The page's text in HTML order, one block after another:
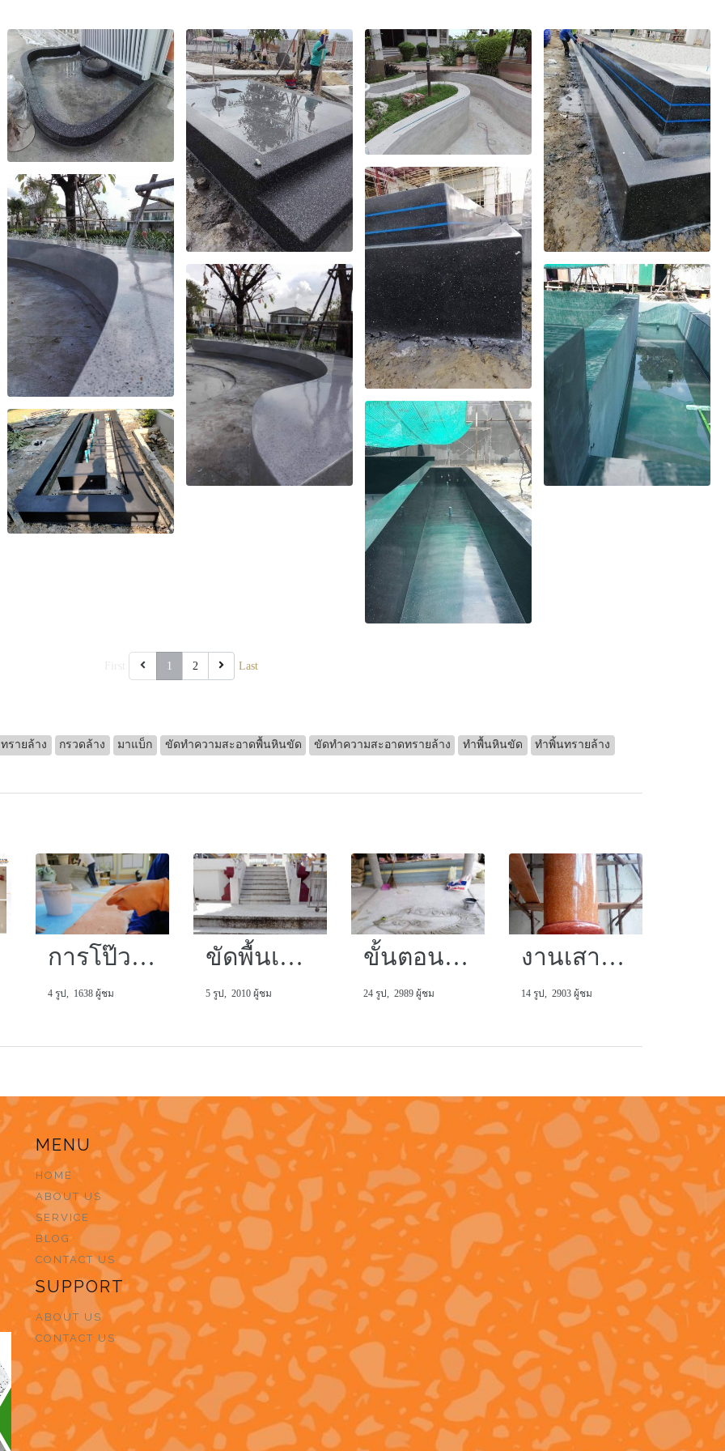
1 2 Last
ทรายล้าง กรวดล้าง มาแบ็ก ขัดทำความสะอาดพื้นหินขัด ขัดทำความสะอาดทรายล้าง ทำพื้นหินขัด ทำพิ้นทรายล้าง
การโป๊วลงสีและขัด
4 รูป, 1638 ผู้ชม
ขัดพื้นเก่า เคลือบเงาใหม่
5 รูป, 2010 ผู้ชม
ขั้นตอนตั้งเส้น
24 รูป, 2989 ผู้ชม
งานเสาหินขัด
14 รูป, 2903 ผู้ชม
MENU
HOME
ABOUT US
SERVICE
BLOG
CONTACT US
SUPPORT
ABOUT US
CONTACT US